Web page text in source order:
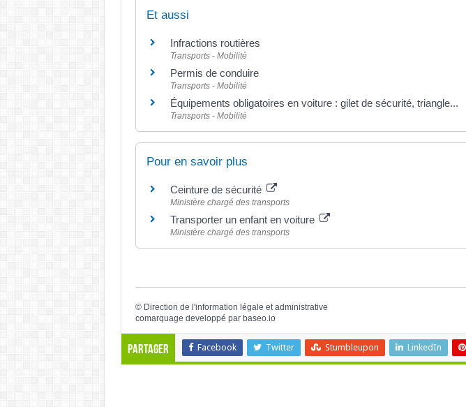
Et aussi
Infractions routières
Transports - Mobilité
Permis de conduire
Transports - Mobilité
Équipements obligatoires en voiture : gilet de sécurité, triangle...
Transports - Mobilité
Pour en savoir plus
Ceinture de sécurité
Ministère chargé des transports
Transporter un enfant en voiture
Ministère chargé des transports
© Direction de l'information légale et administrative
comarquage developpé par baseo.io
Partager Facebook Twitter Stumbleupon LinkedIn